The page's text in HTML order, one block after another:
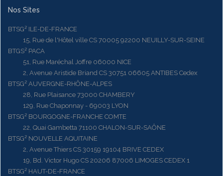
Nos Sites
BTSG² ILE-DE-FRANCE
15, Rue de l'Hôtel ville CS 70005 92200 NEUILLY-SUR-SEINE
BTGS² PACA
51, Rue Maréchal Joffre 06000 NICE
2, Avenue Aristide Briand CS 30751 06605 ANTIBES Cedex
BTSG² AUVERGNE-RHÔNE-ALPES
28, Rue Plaisance 73000 CHAMBERY
129, Rue Chaponnay - 69003 LYON
BTSG² BOURGOGNE-FRANCHE COMTE
22, Quai Gambetta 71100 CHALON-SUR-SAÔNE
BTSG² NOUVELLE AQUITAINE
2, Avenue Thiers CS 30159 19104 BRIVE CEDEX
19, Bd. Victor Hugo CS 20206 87006 LIMOGES CEDEX 1
BTSG² HAUT-DE-FRANCE